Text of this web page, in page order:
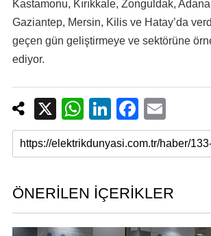
Kastamonu, Kırıkkale, Zonguldak,
Gaziantep, Mersin, Kilis ve Hatay’da
geçen gün geliştirmeye ve sektörüne
ediyor.
X
W
h
at
A
p
Li
n
k
dI
n
F
a
c
b
o
m
ail
ÖNERİLEN İÇERİKLER